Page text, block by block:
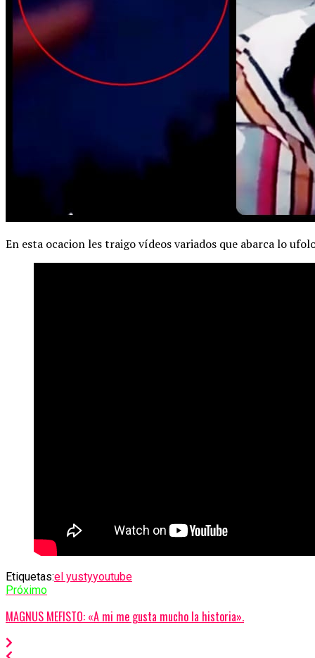
En esta ocacion les traigo vídeos variados que abarca lo
Etiquetas:el yustyyoutube
Próximo
MAGNUS MEFISTO: «A mi me gusta mucho la historia».